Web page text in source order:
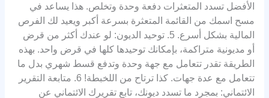
الأفضل تسدد المتعثرات دفعة وحدة وتخلص. هذا يساعد في
مسح اسمك من القائمة المتعثرة بسرعة أكبر ويعيد لك الفرص
المالية بشكل أسرع. 5. توحيد الديون: لو عندك أكثر من قرض
أو مديونية متراكمة، بإمكانك توحيدها كلها في قرض واحد. بهذه
الطريقة تقدر تتعامل مع جهة وحدة وتدفع قسط شهري بدل ما
تتعامل مع عدة جهات. كذا ترتاح من اللخبطة! 6. متابعة التقرير
الائتماني: بمجرد ما تسدد ديونك، تابع تقريرك الائتماني عن